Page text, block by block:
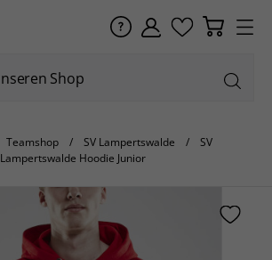
Teamshop SV Lampertswalde
SV
Lampertswalde Hoodie Junior